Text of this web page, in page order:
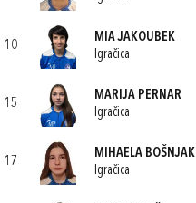
10
MIA JAKOUBEK
Igračica
15
MARIJA PERNAR
Igračica
17
MIHAELA BOŠNJAK
Igračica